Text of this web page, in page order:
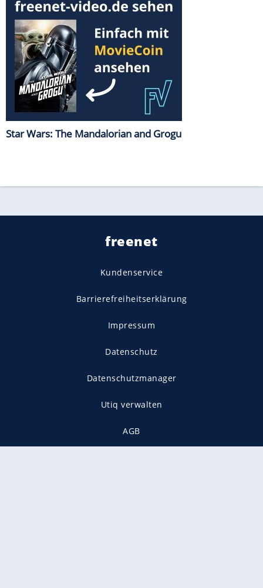
Star Wars: The Mandalorian and Grogu
freenet
Kundenservice
Barrierefreiheitserklärung
Impressum
Datenschutz
Datenschutzmanager
Utiq verwalten
AGB